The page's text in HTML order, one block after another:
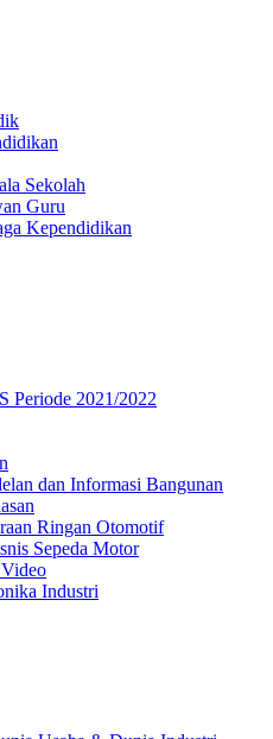
Sekolah
Guru
Kependidikan
Periode 2021/2022
dan Informasi Bangunan
Ringan Otomotif
Sepeda Motor
Industri